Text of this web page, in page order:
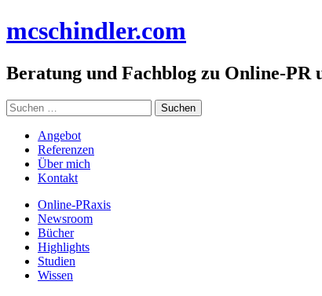
Inhalt
mcschindler.com
Beratung und Fachblog zu Online-
Suchen
nach:
Angebot
Referenzen
Über mich
Kontakt
Online-PRaxis
Newsroom
Bücher
Highlights
Studien
Wissen